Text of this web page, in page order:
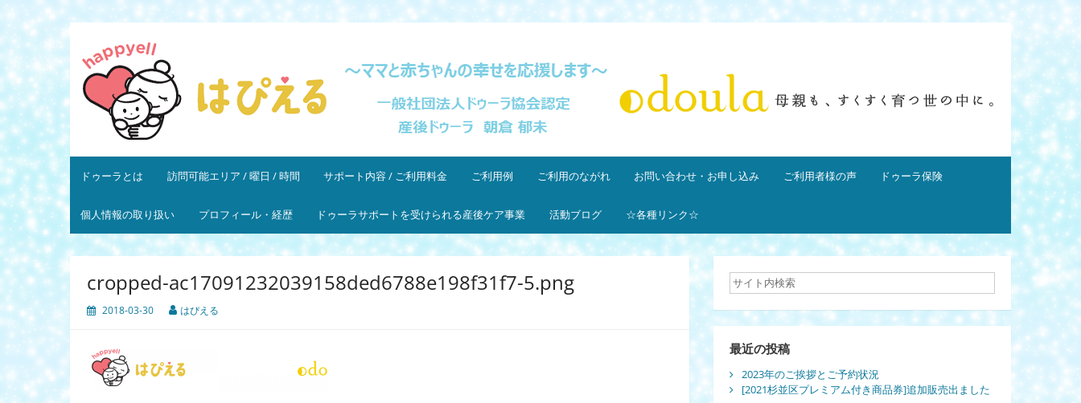
コ
テ
ツ
へ
ス
ッ
プ
ドゥーラとは 訪問可能エリア / 曜日 / 時間 サポート内容 / ご利用料金 ご利用例 ご利用のながれ お問い合わせ・お申し込み ご利用者様の声 ドゥーラ保険
個人情報の取り扱い プロフィール・経歴 ドゥーラサポートを受けられる産後ケア事業 活動ブログ ☆各種リンク☆
cropped-ac17091232039158ded6788e198f31f7-5.png
2018-03-30 はぴえる
最近の投稿
2023年のご挨拶とご予約状況
[2021杉並区プレミアム付き商品券]追加販売出ました